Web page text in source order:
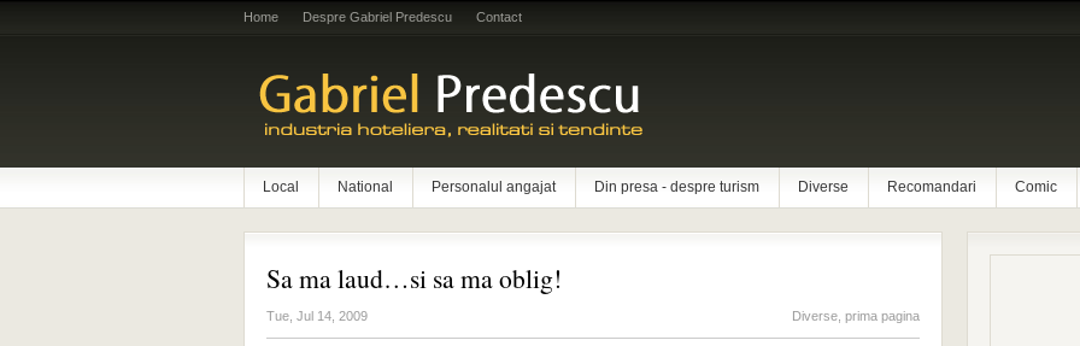
Home Despre Gabriel Predescu Contact
Local National Personalul angajat Din presa - despre turism Diverse Recomandari Comic
Sa ma laud…si sa ma oblig!
Tue, Jul 14, 2009 Diverse prima pagina